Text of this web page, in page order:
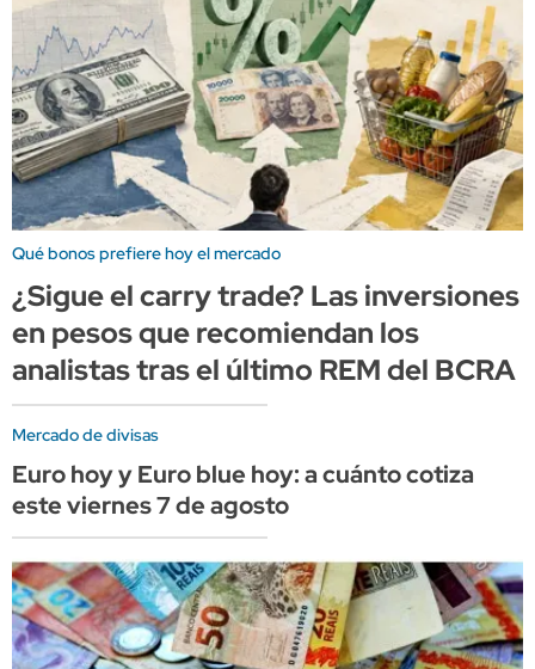
Qué bonos prefiere hoy el mercado
¿Sigue el carry trade? Las inversiones
en pesos que recomiendan los
analistas tras el último REM del BCRA
Mercado de divisas
Euro hoy y Euro blue hoy: a cuánto cotiza
este viernes 7 de agosto